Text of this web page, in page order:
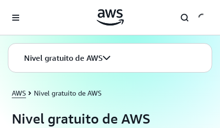
Nivel gratuito de AWS
AWS Nivel gratuito de AWS
Nivel gratuito de AWS